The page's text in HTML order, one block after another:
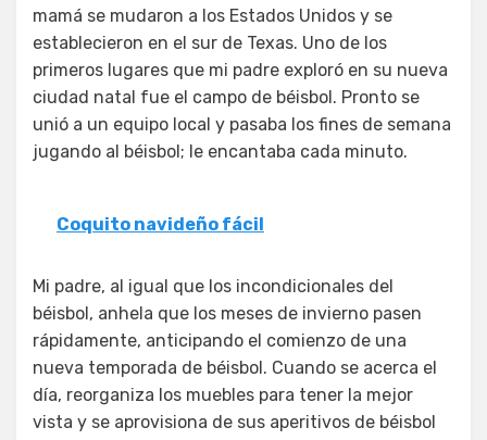
mamá se mudaron a los Estados Unidos y se
establecieron en el sur de Texas. Uno de los
primeros lugares que mi padre exploró en su nueva
ciudad natal fue el campo de béisbol. Pronto se
unió a un equipo local y pasaba los fines de semana
jugando al béisbol; le encantaba cada minuto.
Coquito navideño fácil
Mi padre, al igual que los incondicionales del
béisbol, anhela que los meses de invierno pasen
rápidamente, anticipando el comienzo de una
nueva temporada de béisbol. Cuando se acerca el
día, reorganiza los muebles para tener la mejor
vista y se aprovisiona de sus aperitivos de béisbol